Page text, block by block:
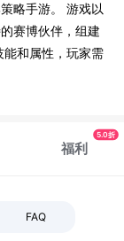
略手游。 游戏以
赛博伙伴，组建
和属性，玩家需
紧张刺激的卡牌
福利
5.0折
FAQ